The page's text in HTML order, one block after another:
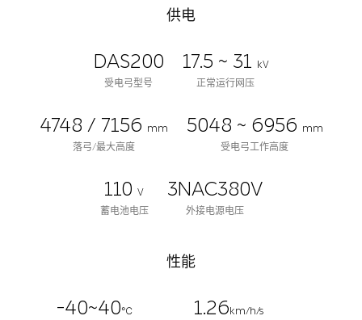
供电
DAS200
受电弓型号
17.5 ~ 31 kV
正常运行网压
4748 / 7156 mm
落弓/最大高度
5048 ~ 6956 mm
受电弓工作高度
110 V
蓄电池电压
3NAC380V
外接电源电压
性能
-40~40℃
1.26km/h/s